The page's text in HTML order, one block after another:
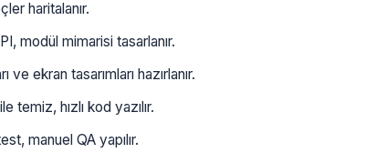
haritalanır.
modül mimarisi tasarlanır.
ve ekran tasarımları hazırlanır.
hızlı kod yazılır.
manuel QA yapılır.